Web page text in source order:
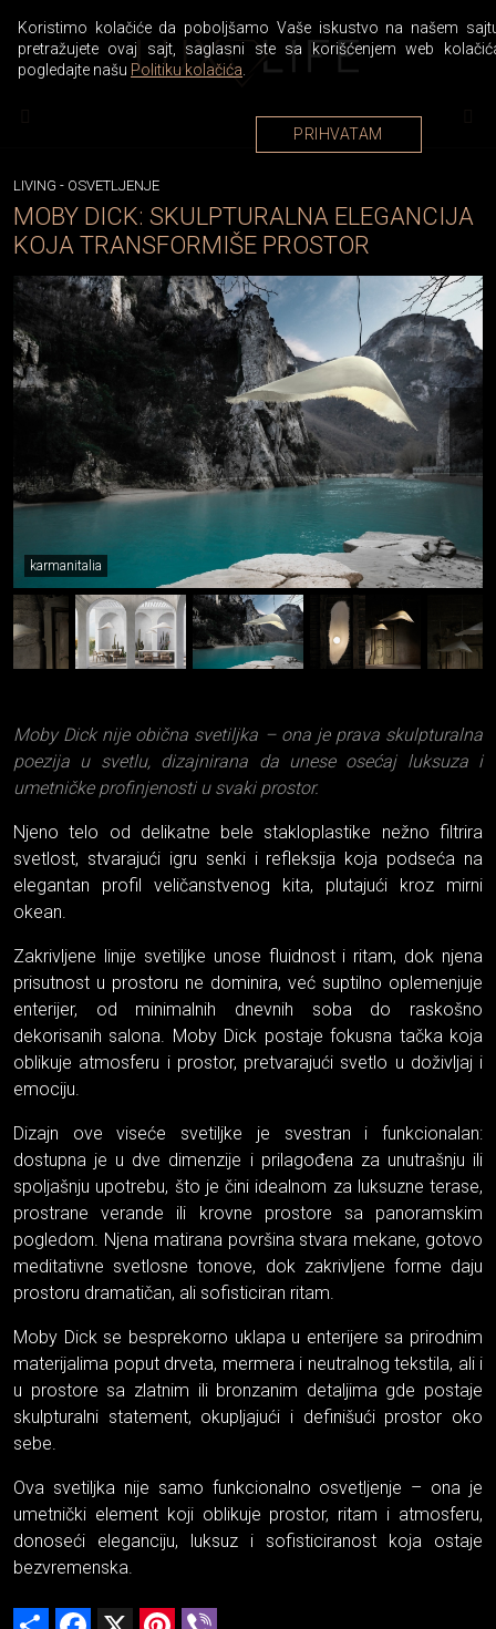
LIVING - OSVETLJENJE
MOBY DICK: SKULPTURALNA ELEGANCIJA
KOJA TRANSFORMIŠE PROSTOR
karmanitalia
Moby Dick nije obična svetiljka – ona je prava skulpturalna
poezija u svetlu, dizajnirana da unese osećaj luksuza i
umetničke profinjenosti u svaki prostor.
Njeno telo od delikatne bele stakloplastike nežno filtrira
svetlost, stvarajući igru senki i refleksija koja podseća na
elegantan profil veličanstvenog kita, plutajući kroz mirni
okean.
Zakrivljene linije svetiljke unose fluidnost i ritam, dok njena
prisutnost u prostoru ne dominira, već suptilno oplemenjuje
enterijer, od minimalnih dnevnih soba do raskošno
dekorisanih salona. Moby Dick postaje fokusna tačka koja
oblikuje atmosferu i prostor, pretvarajući svetlo u doživljaj i
emociju.
Dizajn ove viseće svetiljke je svestran i funkcionalan:
dostupna je u dve dimenzije i prilagođena za unutrašnju ili
spoljašnju upotrebu, što je čini idealnom za luksuzne terase,
prostrane verandе ili krovne prostore sa panoramskim
pogledom. Njena matirana površina stvara mekane, gotovo
meditativne svetlosne tonove, dok zakrivljene forme daju
prostoru dramatičan, ali sofisticiran ritam.
Moby Dick se besprekorno uklapa u enterijere sa prirodnim
materijalima poput drveta, mermera i neutralnog tekstila, ali i
u prostore sa zlatnim ili bronzanim detaljima gde postaje
skulpturalni statement, okupljajući i definišući prostor oko
sebe.
Ova svetiljka nije samo funkcionalno osvetljenje – ona je
umetnički element koji oblikuje prostor, ritam i atmosferu,
donoseći eleganciju, luksuz i sofisticiranost koja ostaje
bezvremenska.
Share Facebook Pinterest
Koristimo kolačiće da poboljšamo Vaše iskustvo na našem
pretražujete ovaj sajt, saglasni ste sa korišćenjem web
pogledajte našu Politiku kolačića
PRIHVATAM